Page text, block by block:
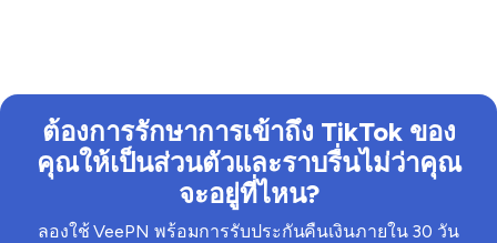
ใช้แอป VeePN เต็มรูปแบบเมื่อต้องการการเข้าถึง TikTok
อย่างราบรื่น ความเป็นส่วนตัวที่ดีกว่า และความน่าเชื่อ
ถือ
แพลตฟอร์ม TikTok เมื่อใช้บริการของมัน.
ต้องการรักษาการเข้าถึง TikTok ของ
คุณให้เป็นส่วนตัวและราบรื่นไม่ว่าคุณ
จะอยู่ที่ไหน?
ลองใช้ VeePN พร้อมการรับประกันคืนเงินภายใน 30 วัน